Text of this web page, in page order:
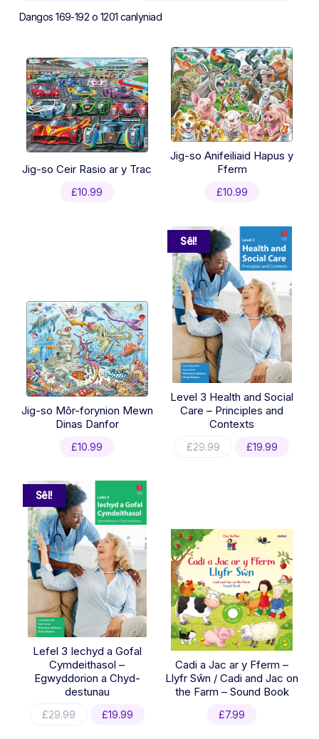
Dangos 169-192 o 1201 canlyniadSorted
Jig-so Ceir Rasio ar y Trac
£10.99
Jig-so Anifeiliaid Hapus y
Fferm
£10.99
Jig-so Môr-forynion Mewn
Dinas Danfor
£10.99
Sêl!
Level 3 Health and Social
Care – Principles and
Contexts
£29.99
Original
£19.99
Sêl!
Lefel 3 Iechyd a Gofal
Cymdeithasol –
Egwyddorion a Chyd-
destunau
£29.99
Original
£19.99
Cadi a Jac ar y Fferm –
Llyfr Sŵn / Cadi and Jac on
the Farm – Sound Book
£7.99